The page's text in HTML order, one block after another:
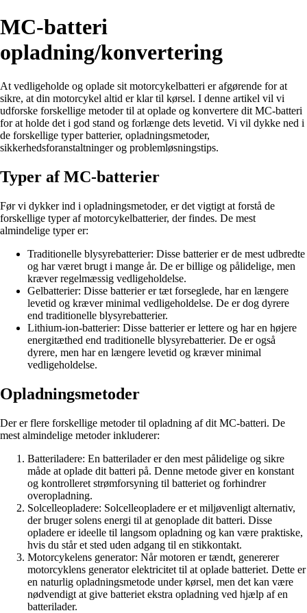
MC-batteri
opladning/konvertering
At vedligeholde og oplade sit motorcykelbatteri er afgørende for at
sikre, at din motorcykel altid er klar til kørsel. I denne artikel vil vi
udforske forskellige metoder til at oplade og konvertere dit MC-batteri
for at holde det i god stand og forlænge dets levetid. Vi vil dykke ned i
de forskellige typer batterier, opladningsmetoder,
sikkerhedsforanstaltninger og problemløsningstips.
Typer af MC-batterier
Før vi dykker ind i opladningsmetoder, er det vigtigt at forstå de
forskellige typer af motorcykelbatterier, der findes. De mest
almindelige typer er:
Traditionelle blysyrebatterier: Disse batterier er de mest udbredte
og har været brugt i mange år. De er billige og pålidelige, men
kræver regelmæssig vedligeholdelse.
Gelbatterier: Disse batterier er tæt forseglede, har en længere
levetid og kræver minimal vedligeholdelse. De er dog dyrere
end traditionelle blysyrebatterier.
Lithium-ion-batterier: Disse batterier er lettere og har en højere
energitæthed end traditionelle blysyrebatterier. De er også
dyrere, men har en længere levetid og kræver minimal
vedligeholdelse.
Opladningsmetoder
Der er flere forskellige metoder til opladning af dit MC-batteri. De
mest almindelige metoder inkluderer:
Batteriladere: En batterilader er den mest pålidelige og sikre
måde at oplade dit batteri på. Denne metode giver en konstant
og kontrolleret strømforsyning til batteriet og forhindrer
overopladning.
Solcelleopladere: Solcelleopladere er et miljøvenligt alternativ,
der bruger solens energi til at genoplade dit batteri. Disse
opladere er ideelle til langsom opladning og kan være praktiske,
hvis du står et sted uden adgang til en stikkontakt.
Motorcykelens generator: Når motoren er tændt, genererer
motorcyklens generator elektricitet til at oplade batteriet. Dette er
en naturlig opladningsmetode under kørsel, men det kan være
nødvendigt at give batteriet ekstra opladning ved hjælp af en
batterilader.